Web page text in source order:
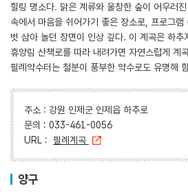
힐링 명소다. 맑은 계류와 울창한 숲이 어우러
속에서 마음을 쉬어가기 좋은 장소로, 프로그
벗 삼아 놀던 장면이 인상 깊다. 이 계곡은 하추
휴양림 산책로를 따라 내려가면 자연스럽게 계
필례약수터는 철분이 풍부한 약수로도 유명해
주소 : 강원 인제군 인제읍 하추로
문의 : 033-461-0056
URL : 필례계곡
양구